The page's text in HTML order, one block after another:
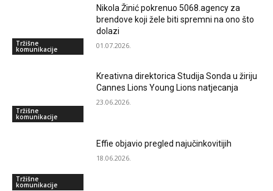
Tržišne
komunikacije
Nikola Žinić pokrenuo 5068.agency za
brendove koji žele biti spremni na ono što
dolazi
01.07.2026.
Tržišne
komunikacije
Kreativna direktorica Studija Sonda u žiriju
Cannes Lions Young Lions natjecanja
23.06.2026.
Tržišne
komunikacije
Effie objavio pregled najučinkovitijih
18.06.2026.